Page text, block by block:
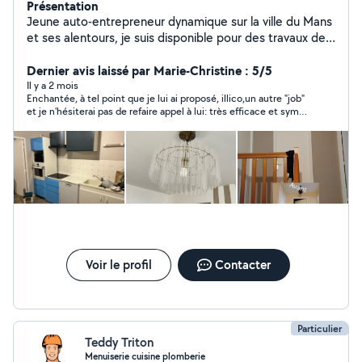
Présentation
Jeune auto-entrepreneur dynamique sur la ville du Mans
et ses alentours, je suis disponible pour des travaux de:
et peinture d'intérieur, Jardinage et entretiens d'espace
vert, Aide au déménagement, Divers travaux de
manoeuvre et tout petit bricolage allant de la pose de
rideau au montage de meubles.
Dernier avis laissé par Marie-Christine : 5/5
Il y a 2 mois
Enchantée, à tel point que je lui ai proposé, illico,un autre "job"
et je n'hésiterai pas de refaire appel à lui: très efficace et sympa
Voir le profil Contacter
Particulier
Teddy Triton
Menuiserie cuisine plomberie